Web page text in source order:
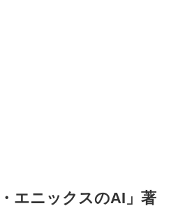
エニックスのAI」著